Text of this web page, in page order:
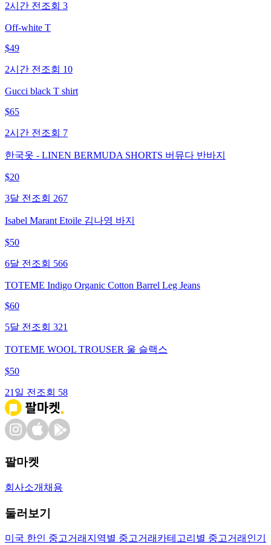
2시간 전 조회 3
Off-white T
$49
2시간 전 조회 10
Gucci black T shirt
$65
2시간 전 조회 7
한국옷 - LINEN BERMUDA SHORTS 버뮤다 반바지
$20
3달 전 조회 267
Isabel Marant Etoile 김나영 바지
$50
6달 전 조회 566
TOTEME Indigo Organic Cotton Barrel Leg Jeans
$60
5달 전 조회 321
TOTEME WOOL TROUSER 울 슬랙스
$50
21일 전 조회 58
팔마켓
회사소개 채용
둘러보기
미국 한인 중고거래 지역별 중고거래 카테고리별 중고거래 인기